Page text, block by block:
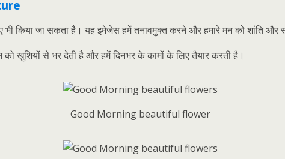
किया जा सकता है। यह इमेजेस हमें तनावमुक्त करने और हमारे मन को शांति और
खुशियों से भर देती है और हमें दिनभर के कामों के लिए तैयार करती है।
Good Morning beautiful flower